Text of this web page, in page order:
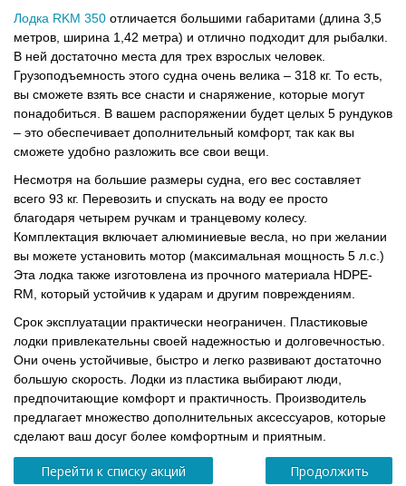
Лодка RKM 350 отличается большими габаритами (длина 3,5
метров, ширина 1,42 метра) и отлично подходит для рыбалки.
В ней достаточно места для трех взрослых человек.
Грузоподъемность этого судна очень велика – 318 кг. То есть,
вы сможете взять все снасти и снаряжение, которые могут
понадобиться. В вашем распоряжении будет целых 5 рундуков
– это обеспечивает дополнительный комфорт, так как вы
сможете удобно разложить все свои вещи.
Несмотря на большие размеры судна, его вес составляет
всего 93 кг. Перевозить и спускать на воду ее просто
благодаря четырем ручкам и транцевому колесу.
Комплектация включает алюминиевые весла, но при желании
вы можете установить мотор (максимальная мощность 5 л.с.)
Эта лодка также изготовлена из прочного материала HDPE-
RM, который устойчив к ударам и другим повреждениям.
Срок эксплуатации практически неограничен. Пластиковые
лодки привлекательны своей надежностью и долговечностью.
Они очень устойчивые, быстро и легко развивают достаточно
большую скорость. Лодки из пластика выбирают люди,
предпочитающие комфорт и практичность. Производитель
предлагает множество дополнительных аксессуаров, которые
сделают ваш досуг более комфортным и приятным.
Перейти к списку акций Продолжить